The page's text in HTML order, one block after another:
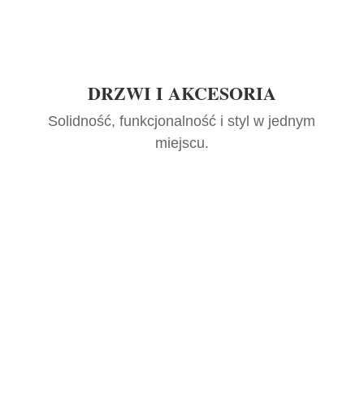
DRZWI I AKCESORIA
Solidność, funkcjonalność i styl w jednym
miejscu.